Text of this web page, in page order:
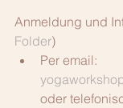
Anmeldung und
Folder)
Per email:
oder